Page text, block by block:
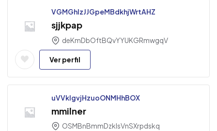
VGMGhlzJJGpeMBdkhjWrtAHZ
sjjkpap
deKmDbOftBQvYYUKGRmwgqV
Ver perfil
uVVklgvjHzuoONMHhBOX
mmilner
OSMBnBmmDzkIsVnSXrpdskq